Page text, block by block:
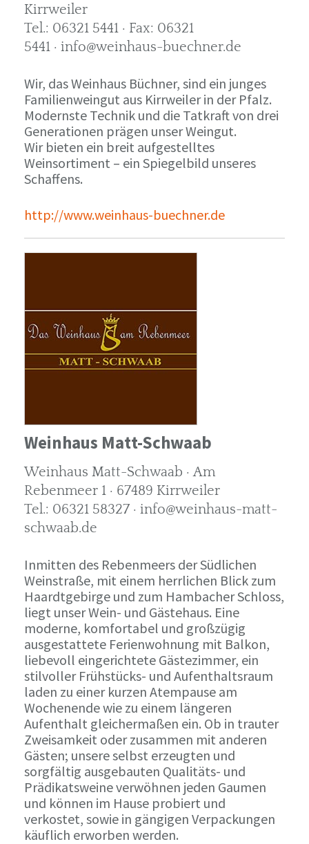
Kirrweiler
Tel.: 06321 5441 · Fax: 06321
5441 · info@weinhaus-buechner.de
Wir, das Weinhaus Büchner, sind ein junges
Familienweingut aus Kirrweiler in der Pfalz.
Modernste Technik und die Tatkraft von drei
Generationen prägen unser Weingut.
Wir bieten ein breit aufgestelltes
Weinsortiment – ein Spiegelbild unseres
Schaffens.
http://www.weinhaus-buechner.de
Weinhaus Matt-Schwaab
Weinhaus Matt-Schwaab · Am
Rebenmeer 1 · 67489 Kirrweiler
Tel.: 06321 58327 · info@weinhaus-matt-
schwaab.de
Inmitten des Rebenmeers der Südlichen
Weinstraße, mit einem herrlichen Blick zum
Haardtgebirge und zum Hambacher Schloss,
liegt unser Wein- und Gästehaus. Eine
moderne, komfortabel und großzügig
ausgestattete Ferienwohnung mit Balkon,
liebevoll eingerichtete Gästezimmer, ein
stilvoller Frühstücks- und Aufenthaltsraum
laden zu einer kurzen Atempause am
Wochenende wie zu einem längeren
Aufenthalt gleichermaßen ein. Ob in trauter
Zweisamkeit oder zusammen mit anderen
Gästen; unsere selbst erzeugten und
sorgfältig ausgebauten Qualitäts- und
Prädikatsweine verwöhnen jeden Gaumen
und können im Hause probiert und
verkostet, sowie in gängigen Verpackungen
käuflich erworben werden.